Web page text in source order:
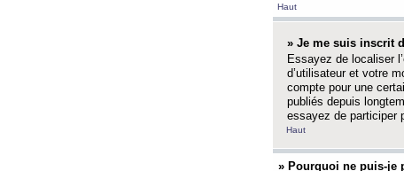
Haut
» Je me suis inscrit
Essayez de localiser
d’utilisateur et votre
compte pour une
publiés depuis
essayez de participer
Haut
» Pourquoi ne puis-je